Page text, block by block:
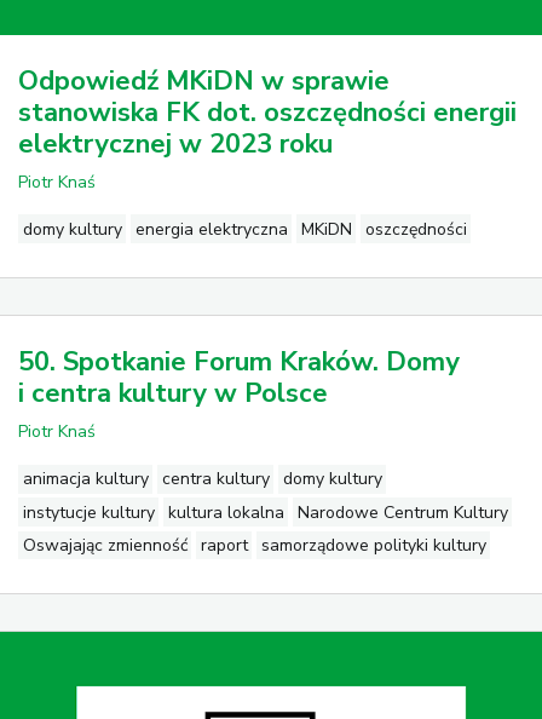
Odpowiedź MKiDN w sprawie
stanowiska FK dot. oszczędności energii
elektrycznej w 2023 roku
Piotr Knaś
domy kultury energia elektryczna MKiDN oszczędności
50. Spotkanie Forum Kraków. Domy
i centra kultury w Polsce
Piotr Knaś
animacja kultury centra kultury
domy kultury
instytucje kultury
kultura lokalna
Narodowe Centrum Kultury
Oswajając zmienność
raport samorządowe polityki kultury